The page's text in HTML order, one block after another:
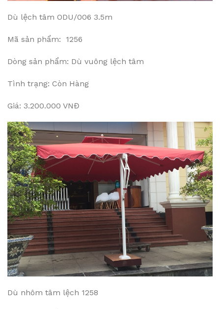
Dù lệch tâm ODU/006 3.5m
Mã sản phẩm: 1256
Dòng sản phẩm: Dù vuông lệch tâm
Tình trạng: Còn Hàng
Giá: 3.200.000 VNĐ
Dù nhôm tâm lệch 1258